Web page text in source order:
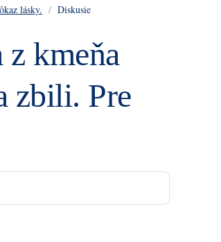
lásky. / Diskusie
kmeňa
zbili. Pre